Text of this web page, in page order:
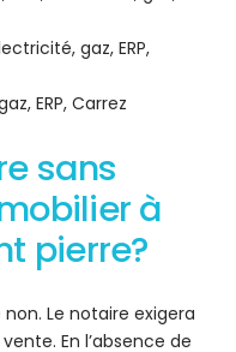
gaz, ERP,
ERP, Carrez
sans
à
pierre?
Le notaire exigera
En l’absence de